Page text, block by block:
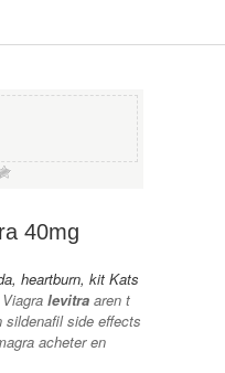
40mg
heartburn, kit Kats
Viagra levitra aren t
side effects
acheter en